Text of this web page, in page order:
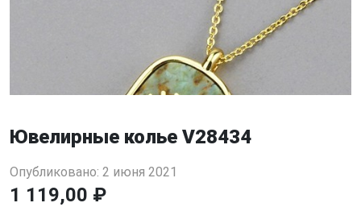
Ювелирные колье V28434
Опубликовано: 2 июня 2021
1 119,00 ₽